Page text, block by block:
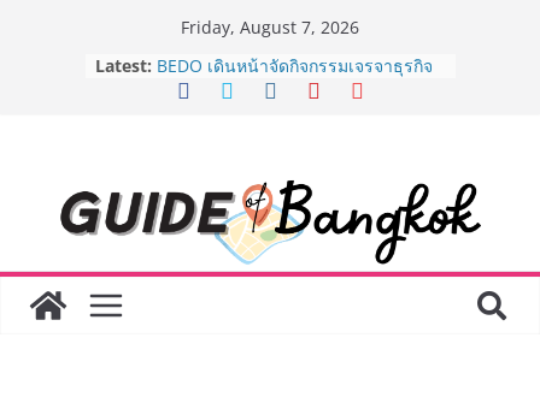
Friday, August 7, 2026
Latest: AirAsia X SEE FAH พันธมิตรทางธุรกิจ
ยาวนานกว่า 20 ปี ต่อยอดเสิร์ฟความ
อร่อย ยกเมนูระดับตำนาน “ข้าวหน้าไก่
“BIO TRADE CONNECT 2026” ยก
ระดับผลิตภัณฑ์ท้องถิ่นสู่ตลาดเชิง
พาณิชย์อย่างยั่งยืน
“ตลาดดอกไม้สี่มุมเมือง” ศูนย์รวมดอกไม้
สด ดอกไม้ประดิษฐ์ พวงมาลัย และสังฆ